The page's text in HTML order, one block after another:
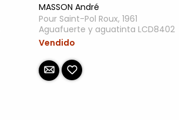
MASSON André
Pour Saint-Pol Roux, 1961
Aguafuerte y aguatinta LCD8402
Vendido